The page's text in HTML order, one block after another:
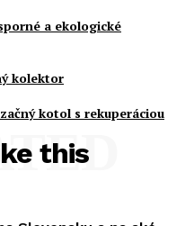
a ekologické
kolektor
kotol s rekuperáciou
this